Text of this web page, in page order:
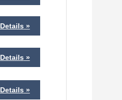
Details
Details
Details